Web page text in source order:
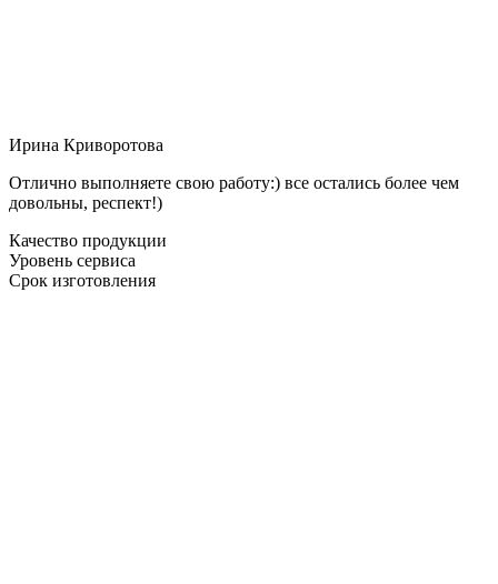
Ирина Криворотова
Отлично выполняете свою работу:) все остались более чем
довольны, респект!)
Качество продукции
Уровень сервиса
Срок изготовления